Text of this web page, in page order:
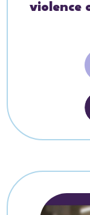
violence